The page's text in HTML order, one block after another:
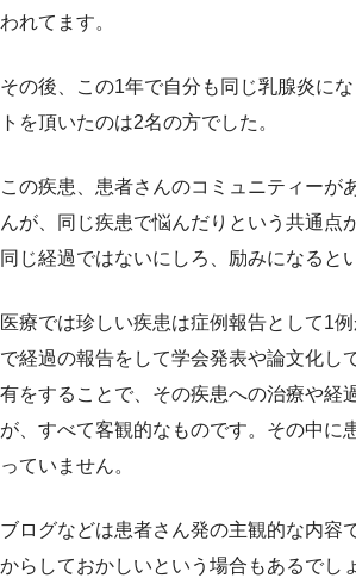
われてます。
その後、この1年で自分も同じ乳腺炎に
トを頂いたのは2名の方でした。
この疾患、患者さんのコミュニティーが
んが、同じ疾患で悩んだりという共通点
同じ経過ではないにしろ、励みになると
医療では珍しい疾患は症例報告として1
で経過の報告をして学会発表や論文化し
有をすることで、その疾患への治療や経
が、すべて客観的なものです。その中に
っていません。
ブログなどは患者さん発の主観的な内容
からしておかしいという場合もあるでし